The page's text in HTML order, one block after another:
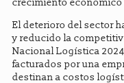
El deterioro del sector
y reducido la
Nacional Logística 2024
facturados por una
destinan a costos